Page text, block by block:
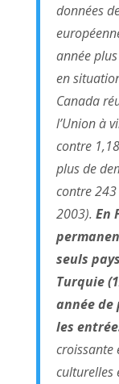
données
année
en
Canada
l’Union à
contre
plus de
contre
2003). En
seuls
Turquie
année
les
croissante
culturelles